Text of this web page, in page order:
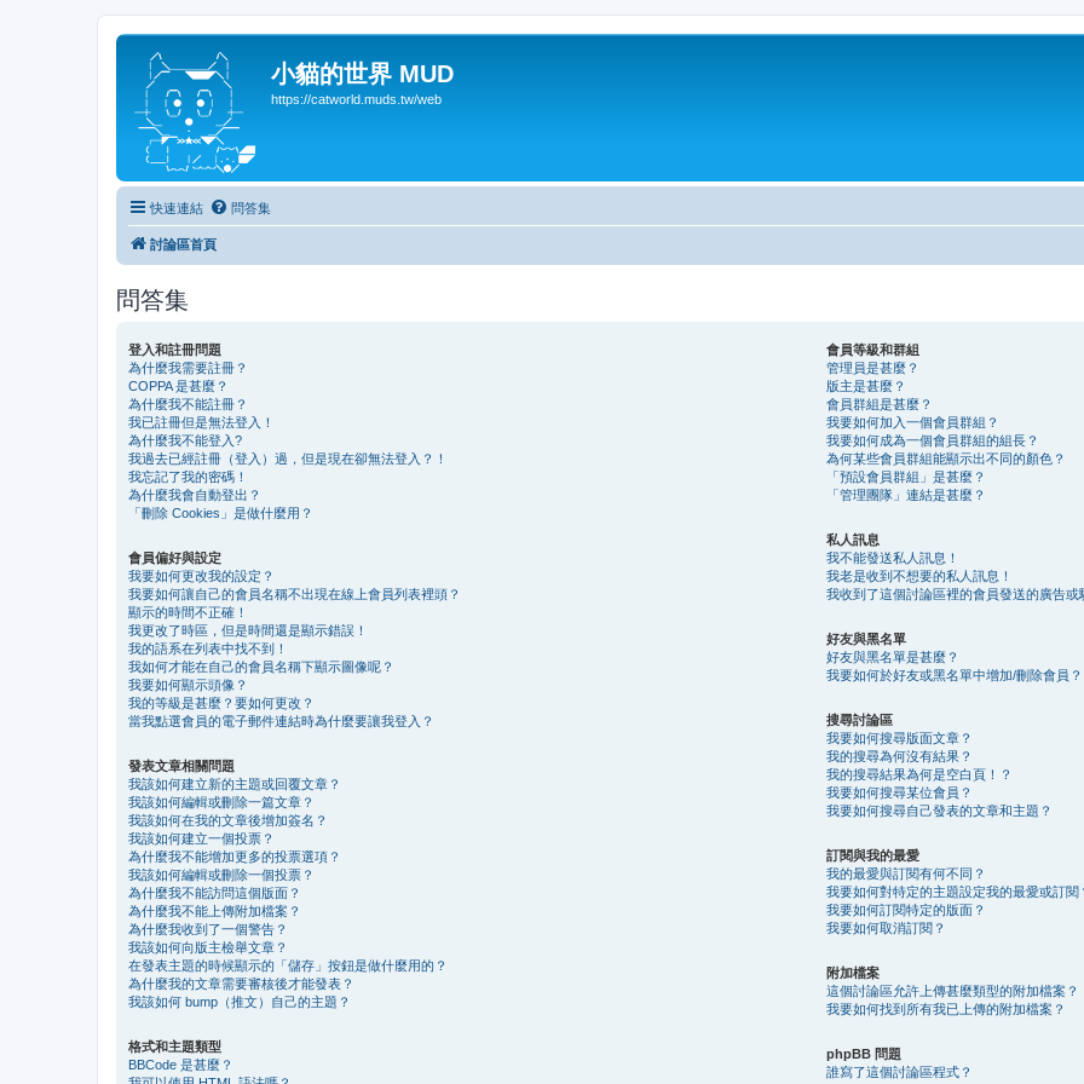
小貓的世界 MUD
https://catworld.muds.tw/web
快速連結 問答集
討論區首頁
問答集
登入和註冊問題
為什麼我需要註冊？
COPPA 是甚麼？
為什麼我不能註冊？
我已註冊但是無法登入！
為什麼我不能登入?
我過去已經註冊（登入）過，但是現在卻無法登入？！
我忘記了我的密碼！
為什麼我會自動登出？
「刪除 Cookies」是做什麼用？
會員偏好與設定
我要如何更改我的設定？
我要如何讓自己的會員名稱不出現在線上會員列表裡頭？
顯示的時間不正確！
我更改了時區，但是時間還是顯示錯誤！
我的語系在列表中找不到！
我如何才能在自己的會員名稱下顯示圖像呢？
我要如何顯示頭像？
我的等級是甚麼？要如何更改？
當我點選會員的電子郵件連結時為什麼要讓我登入？
發表文章相關問題
我該如何建立新的主題或回覆文章？
我該如何編輯或刪除一篇文章？
我該如何在我的文章後增加簽名？
我該如何建立一個投票？
為什麼我不能增加更多的投票選項？
我該如何編輯或刪除一個投票？
為什麼我不能訪問這個版面？
為什麼我不能上傳附加檔案？
為什麼我收到了一個警告？
我該如何向版主檢舉文章？
在發表主題的時候顯示的「儲存」按鈕是做什麼用的？
為什麼我的文章需要審核後才能發表？
我該如何 bump（推文）自己的主題？
格式和主題類型
BBCode 是甚麼？
會員等級和群組
管理員是甚麼？
版主是甚麼？
會員群組是甚麼？
我要如何加入一個會員群組？
我要如何成為一個會員群組的組長？
為何某些會員群組能顯示出不同的顏色？
「預設會員群組」是甚麼？
「管理團隊」連結是甚麼？
私人訊息
我不能發送私人訊息！
我老是收到不想要的私人訊息！
我收到了這個討論區裡的會員發送的廣告或
好友與黑名單
好友與黑名單是甚麼？
我要如何於好友或黑名單中增加/刪除會員？
搜尋討論區
我要如何搜尋版面文章？
我的搜尋為何沒有結果？
我的搜尋結果為何是空白頁！？
我要如何搜尋某位會員？
我要如何搜尋自己發表的文章和主題？
訂閱與我的最愛
我的最愛與訂閱有何不同？
我要如何對特定的主題設定我的最愛或訂閱
我要如何訂閱特定的版面？
我要如何取消訂閱？
附加檔案
這個討論區允許上傳甚麼類型的附加檔案？
我要如何找到所有我已上傳的附加檔案？
phpBB 問題
誰寫了這個討論區程式？